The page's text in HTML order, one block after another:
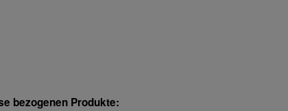
bezogenen Produkte: